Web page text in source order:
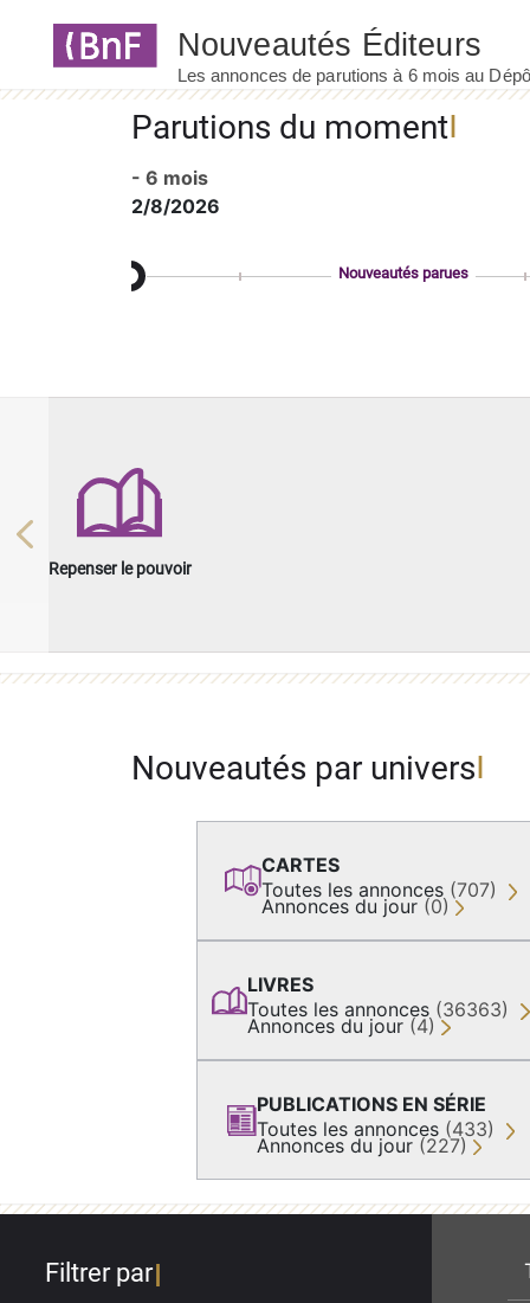
Parutions du moment
- 6 mois
2/8/2026
Nouveautés parues
Repenser le pouvoir
Previous
Nouveautés par univers
CARTES
Toutes les annonces (707)
Annonces du jour (0)
LIVRES
Toutes les annonces (36363)
Annonces du jour (4)
PUBLICATIONS EN SÉRIE
Toutes les annonces (433)
Annonces du jour (227)
Filtrer par